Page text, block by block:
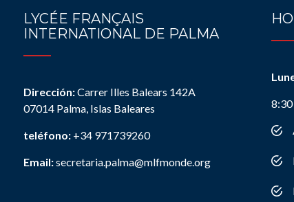
LYCÉE FRANÇAIS
INTERNATIONAL DE PALMA
Dirección:Carrer Illes Balears 142A
07014 Palma, Islas Baleares
teléfono: +34 971739260
Email:secretaria.palma@mlfmonde.org
8:30